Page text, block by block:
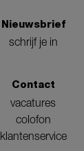
Nieuwsbrief
schrijf je in
Contact
vacatures
colofon
klantenservice